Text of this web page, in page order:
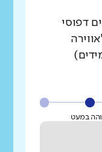
דפוסי
במעט